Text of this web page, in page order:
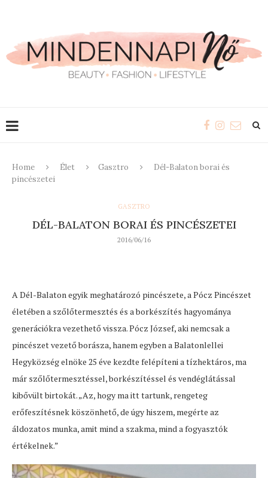
Home Élet Gasztro
Dél-Balaton borai és
pincészetei
GASZTRO
DÉL-BALATON BORAI ÉS PINCÉSZETEI
2016/06/16
A Dél-Balaton egyik meghatározó pincészete, a Pócz Pincészet
életében a szőlőtermesztés és a borkészítés hagyománya
generációkra vezethető vissza. Pócz József, aki nemcsak a
pincészet vezető borásza, hanem egyben a Balatonlellei
Hegyközség elnöke 25 éve kezdte felépíteni a tízhektáros, ma
már szőlőtermesztéssel, borkészítéssel és vendéglátással
kibővült birtokát. „Az, hogy ma itt tartunk, rengeteg
erőfeszítésnek köszönhető, de úgy hiszem, megérte az
áldozatos munka, amit mind a szakma, mind a fogyasztók
értékelnek.”